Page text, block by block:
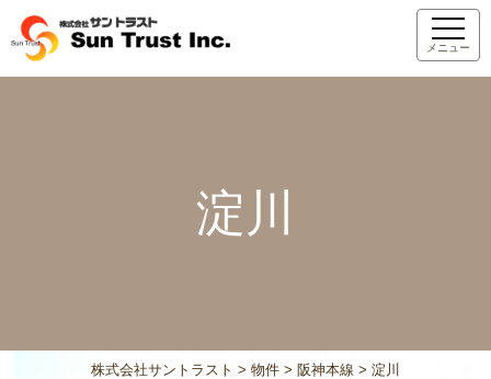
メニュー
淀川
株式会社サントラスト > 物件 > 阪神本線 > 淀川